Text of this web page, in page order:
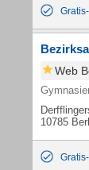
Web
10785